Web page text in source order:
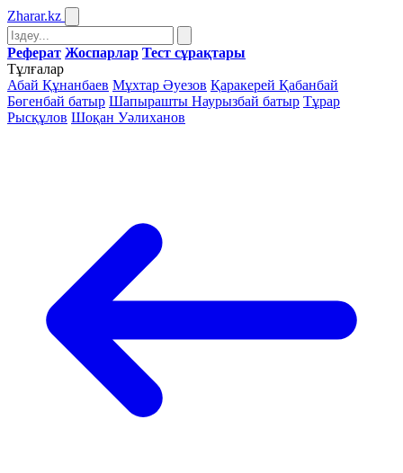
Zharar.kz
Реферат Жоспарлар Тест сұрақтары
Тұлғалар
Абай Құнанбаев Мұхтар Әуезов Қаракерей Қабанбай
Бөгенбай батыр Шапырашты Наурызбай батыр Тұрар
Рысқұлов Шоқан Уәлиханов